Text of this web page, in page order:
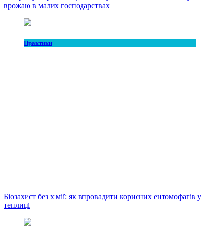
врожаю в малих господарствах
Практики
Біозахист без хімії: як впровадити корисних ентомофагів у
теплиці